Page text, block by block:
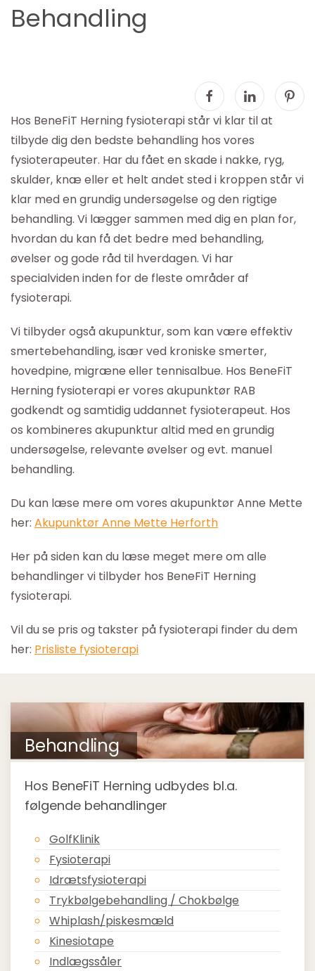
Behandling
Hos BeneFiT Herning fysioterapi står vi klar til at
tilbyde dig den bedste behandling hos vores
fysioterapeuter. Har du fået en skade i nakke, ryg,
skulder, knæ eller et helt andet sted i kroppen står vi
klar med en grundig undersøgelse og den rigtige
behandling. Vi lægger sammen med dig en plan for,
hvordan du kan få det bedre med behandling,
øvelser og gode råd til hverdagen. Vi har
specialviden inden for de fleste områder af
fysioterapi.
Vi tilbyder også akupunktur, som kan være effektiv
smertebehandling, især ved kroniske smerter,
hovedpine, migræne eller tennisalbue. Hos BeneFiT
Herning fysioterapi er vores akupunktør RAB
godkendt og samtidig uddannet fysioterapeut. Hos
os kombineres akupunktur altid med en grundig
undersøgelse, relevante øvelser og evt. manuel
behandling.
Du kan læse mere om vores akupunktør Anne Mette
her: Akupunktør Anne Mette Herforth
Her på siden kan du læse meget mere om alle
behandlinger vi tilbyder hos BeneFiT Herning
fysioterapi.
Vil du se pris og takster på fysioterapi finder du dem
her: Prisliste fysioterapi
Behandling
Hos BeneFiT Herning udbydes bl.a.
følgende behandlinger
GolfKlinik
Fysioterapi
Idrætsfysioterapi
Trykbølgebehandling / Chokbølge
Whiplash/piskesmæld
Kinesiotape
Indlægssåler